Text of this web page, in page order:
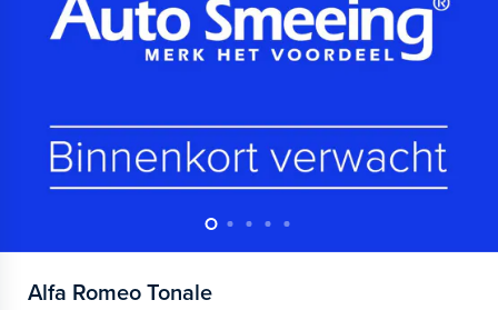
Alfa Romeo Tonale